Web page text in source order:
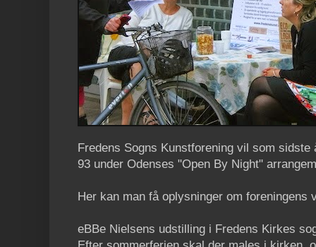
Fredens Sogns Kunstforening vil som
93 under Odenses "Open By Night"
Her kan man få oplysninger om foreningens
eBBe Nielsens udstilling i Fredens Kirkes